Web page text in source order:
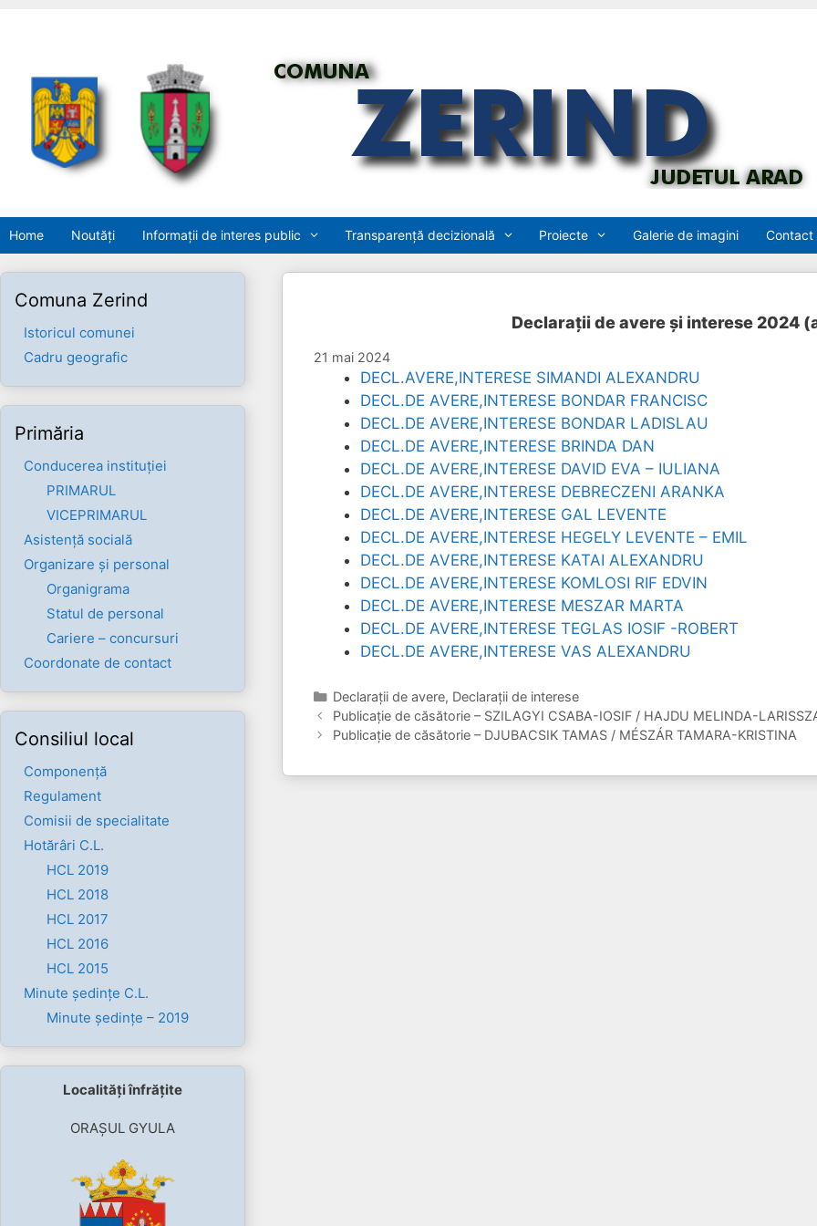
Home Noutăți Informații de interes public Transparență decizională Proiecte Galerie de imagini Contact
Declarații de avere și interese 2024
21 mai 2024
DECL.AVERE,INTERESE SIMANDI ALEXANDRU
DECL.DE AVERE,INTERESE BONDAR FRANCISC
DECL.DE AVERE,INTERESE BONDAR LADISLAU
DECL.DE AVERE,INTERESE BRINDA DAN
DECL.DE AVERE,INTERESE DAVID EVA – IULIANA
DECL.DE AVERE,INTERESE DEBRECZENI ARANKA
DECL.DE AVERE,INTERESE GAL LEVENTE
DECL.DE AVERE,INTERESE HEGELY LEVENTE – EMIL
DECL.DE AVERE,INTERESE KATAI ALEXANDRU
DECL.DE AVERE,INTERESE KOMLOSI RIF EDVIN
DECL.DE AVERE,INTERESE MESZAR MARTA
DECL.DE AVERE,INTERESE TEGLAS IOSIF -ROBERT
DECL.DE AVERE,INTERESE VAS ALEXANDRU
Categorii
Declaraţii de avere, Declaraţii de interese
Publicație de căsătorie – SZILAGYI CSABA-IOSIF / HAJDU MELINDA-
Publicație de căsătorie – DJUBACSIK TAMAS / MÉSZÁR TAMARA-KRISTINA
Comuna Zerind
Istoricul comunei
Cadru geografic
Primăria
Conducerea instituției
PRIMARUL
VICEPRIMARUL
Asistență socială
Organizare și personal
Organigrama
Statul de personal
Cariere – concursuri
Coordonate de contact
Consiliul local
Componenţă
Regulament
Comisii de specialitate
Hotărâri C.L.
HCL 2019
HCL 2018
HCL 2017
HCL 2016
HCL 2015
Minute ședințe C.L.
Minute ședințe – 2019
Localități înfrățite
ORAȘUL GYULA